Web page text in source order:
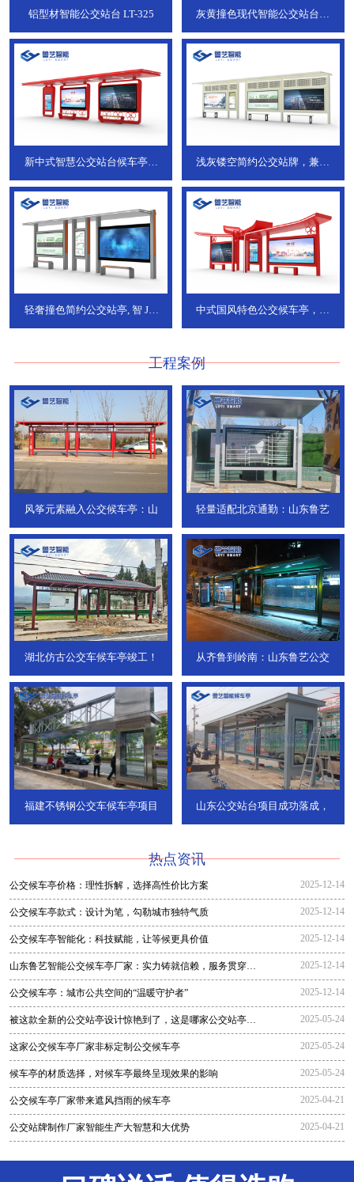
铝型材智能公交站台 LT-325
灰黄撞色现代智能公交站台，
新中式智慧公交站台候车亭，
浅灰镂空简约公交站牌，兼具
轻奢撞色简约公交站亭, 智 JT-
中式国风特色公交候车亭，承
工程案例
风筝元素融入公交候车亭：山 轻量适配北京通勤：山东鲁艺
湖北仿古公交车候车亭竣工！ 从齐鲁到岭南：山东鲁艺公交
福建不锈钢公交车候车亭项目 山东公交站台项目成功落成，
热点资讯
公交候车亭价格：理性拆解，选择高性价比方案 2025-12-14
公交候车亭款式：设计为笔，勾勒城市独特气质 2025-12-14
公交候车亭智能化：科技赋能，让等候更具价值 2025-12-14
山东鲁艺智能公交候车亭厂家：实力铸就信赖，服务贯穿全
程
2025-12-14
公交候车亭：城市公共空间的“温暖守护者” 2025-12-14
被这款全新的公交站亭设计惊艳到了，这是哪家公交站亭生
产厂家生
2025-05-24
这家公交候车亭厂家非标定制公交候车亭 2025-05-24
候车亭的材质选择，对候车亭最终呈现效果的影响 2025-05-24
公交候车亭厂家带来遮风挡雨的候车亭 2025-04-21
公交站牌制作厂家智能生产大智慧和大优势 2025-04-21